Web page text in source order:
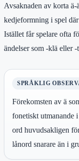
Avsaknaden av korta
kedjeformning i spel
Istället får spelare ofta
ändelser som -klä eller -
SPRÅKLIG
Förekomsten av ä
fonetiskt utmanande
ord huvudsakligen
lånord snarare än i